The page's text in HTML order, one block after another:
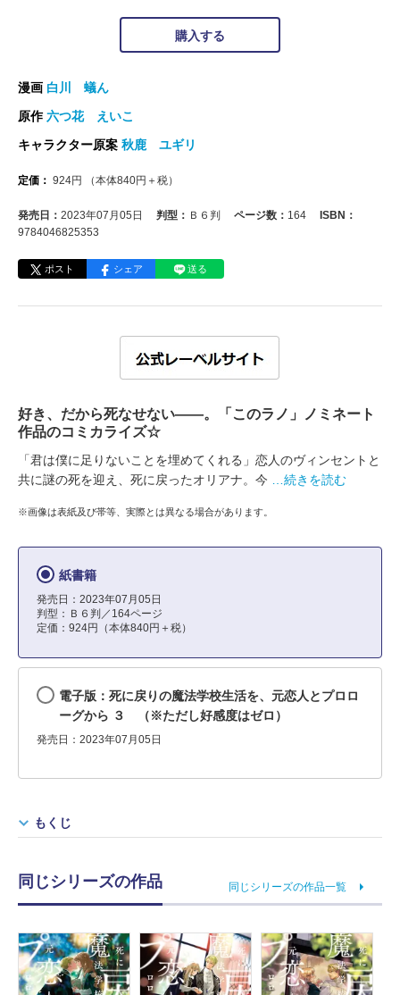
購入する
漫画 白川 蟻ん
原作六つ花 えいこ
キャラクター原案 秋鹿 ユギリ
定価： 924円 （本体840円＋税）
発売日： 2023年07月05日 判型： Ｂ６判 ページ数： 164
ISBN：
9784046825353
ポスト シェア 送る
好き、だから死なせない――。「このラノ」ノミネート
作品のコミカライズ☆
「君は僕に足りないことを埋めてくれる」恋人のヴィンセントと
共に謎の死を迎え、死に戻ったオリアナ。今
…続きを読む
※画像は表紙及び帯等、実際とは異なる場合があります。
紙書籍
発売日：2023年07月05日
判型：Ｂ６判／164ページ
定価：924円（本体840円＋税）
電子版：死に戻りの魔法学校生活を、元恋人とプロロ
ーグから ３ （※ただし好感度はゼロ）
発売日：2023年07月05日
もくじ
同じシリーズの作品 同じシリーズの作品一覧